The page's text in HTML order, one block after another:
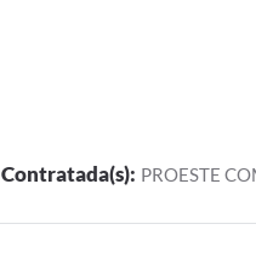
Contratada(s): PROESTE